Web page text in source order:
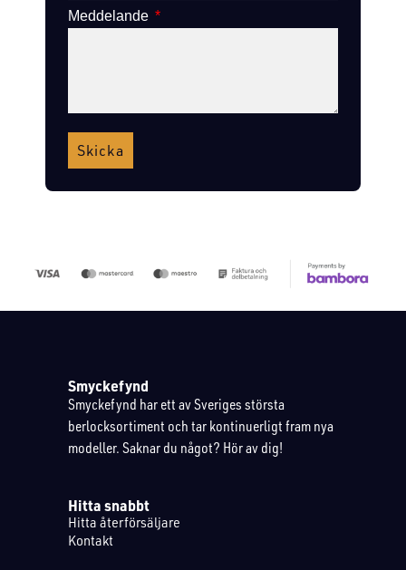
Meddelande
Skicka
Smyckefynd
Smyckefynd har ett av Sveriges största
berlocksortiment och tar kontinuerligt fram nya
modeller. Saknar du något? Hör av dig!
Hitta snabbt
Hitta återförsäljare
Kontakt